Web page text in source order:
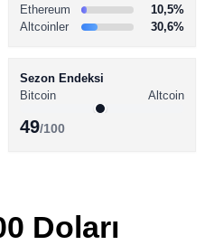
Youtube
Ethereum
10,5%
Altcoinler
30,6%
Sezon Endeksi
Bitcoin
Altcoin
49/100
Doları